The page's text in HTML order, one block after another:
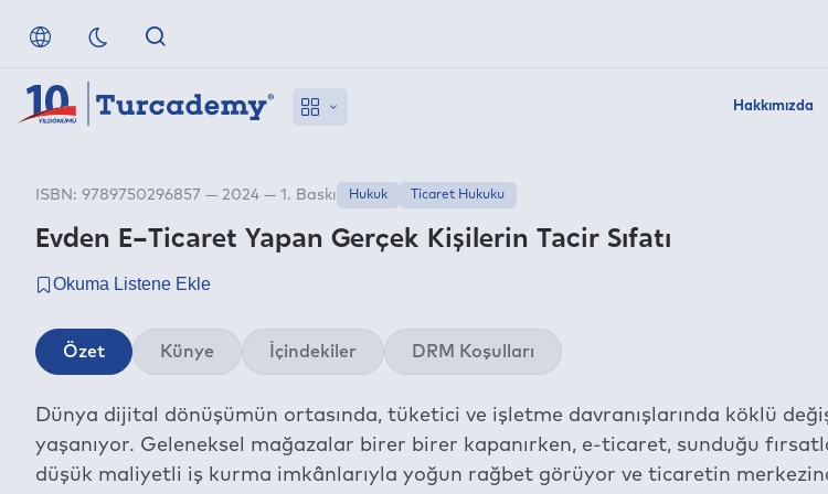
Hakkımızda
Evden E–Ticaret Yapan Gerçek Kişilerin Tacir Sıfatı
ISBN: 9789750296857 — 2024 — 1. Baskı Hukuk Ticaret Hukuku
Özet Künye İçindekiler DRM Koşulları
Dünya dijital dönüşümün ortasında, tüketici ve işletme davranışlarında köklü
yaşanıyor. Geleneksel mağazalar birer birer kapanırken, e-ticaret, sunduğu
düşük maliyetli iş kurma imkânlarıyla yoğun rağbet görüyor ve ticaretin